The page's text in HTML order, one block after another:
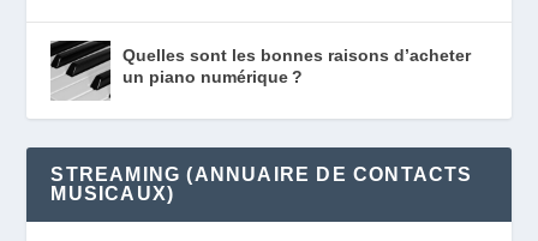
Quelles sont les bonnes raisons d’acheter
un piano numérique ?
STREAMING (ANNUAIRE DE CONTACTS
MUSICAUX)